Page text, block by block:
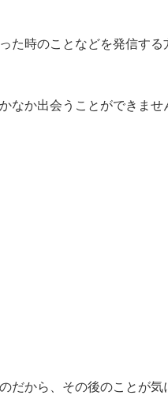
た時のことなどを発信する
なか出会うことができませ
だから、その後のことが気